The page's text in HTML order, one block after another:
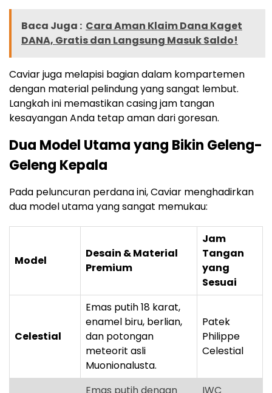
Baca Juga : Cara Aman Klaim Dana Kaget
DANA, Gratis dan Langsung Masuk Saldo!
Caviar juga melapisi bagian dalam kompartemen
dengan material pelindung yang sangat lembut.
Langkah ini memastikan casing jam tangan
kesayangan Anda tetap aman dari goresan.
Dua Model Utama yang Bikin Geleng-
Geleng Kepala
Pada peluncuran perdana ini, Caviar menghadirkan
dua model utama yang sangat memukau:
Model
Desain & Material
Premium
Jam
Tangan
yang
Sesuai
Celestial
Emas putih 18 karat,
enamel biru, berlian,
dan potongan
meteorit asli
Muonionalusta.
Patek
Philippe
Celestial